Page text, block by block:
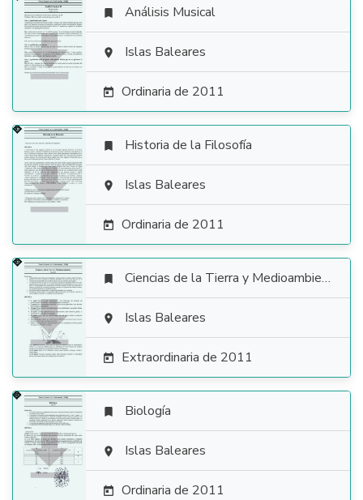

 Análisis Musical
 Islas Baleares
 Ordinaria de 2011

 Historia de la Filosofía
 Islas Baleares
 Ordinaria de 2011

 Ciencias de la Tierra y Medioambientales
 Islas Baleares
 Extraordinaria de 2011

 Biología
 Islas Baleares
 Ordinaria de 2011